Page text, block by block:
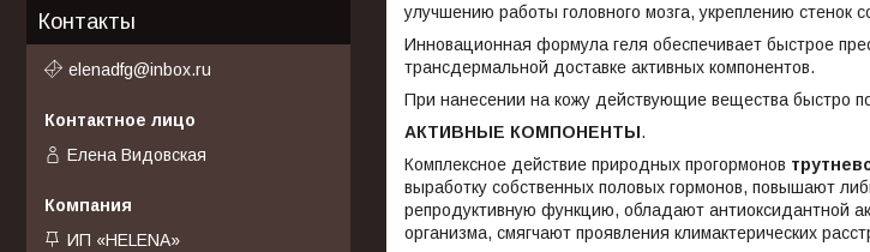
улучшению работы головного мозга, укреплению стенок
Инновационная формула геля обеспечивает быстрое
трансдермальной доставке активных компонентов.
При нанесении на кожу действующие вещества быстро
АКТИВНЫЕ КОМПОНЕНТЫ.
Комплексное действие природных прогормонов
выработку собственных половых гормонов, повышают
репродуктивную функцию, обладают антиоксидантной
организма, смягчают проявления климактерических
Контакты
elenadfg@inbox.ru
Елена Видовская
ИП «HELENA»